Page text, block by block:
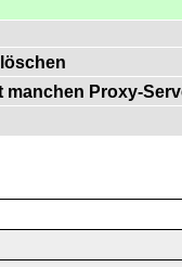
manchen Proxy-